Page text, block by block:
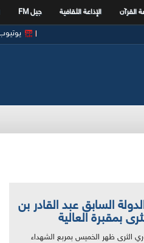
القرآن الإذاعة الثقافية جيل FM
السابق عبد القادر بن
بمقبرة العالية
الثرى ظهر الخميس بمربع الشهداء